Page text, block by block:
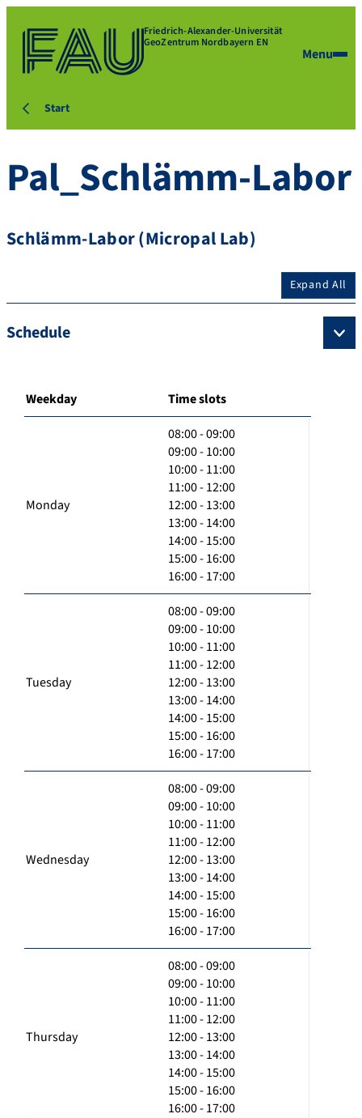
Friedrich-Alexander-Universität
GeoZentrum Nordbayern EN
Menu
Start
Pal_Schlämm-Labor
Schlämm-Labor (Micropal Lab)
Expand All
Schedule
Weekday Time slots
Monday
08:00 - 09:00
09:00 - 10:00
10:00 - 11:00
11:00 - 12:00
12:00 - 13:00
13:00 - 14:00
14:00 - 15:00
15:00 - 16:00
16:00 - 17:00
Tuesday
08:00 - 09:00
09:00 - 10:00
10:00 - 11:00
11:00 - 12:00
12:00 - 13:00
13:00 - 14:00
14:00 - 15:00
15:00 - 16:00
16:00 - 17:00
Wednesday
08:00 - 09:00
09:00 - 10:00
10:00 - 11:00
11:00 - 12:00
12:00 - 13:00
13:00 - 14:00
14:00 - 15:00
15:00 - 16:00
16:00 - 17:00
Thursday
08:00 - 09:00
09:00 - 10:00
10:00 - 11:00
11:00 - 12:00
12:00 - 13:00
13:00 - 14:00
14:00 - 15:00
15:00 - 16:00
16:00 - 17:00